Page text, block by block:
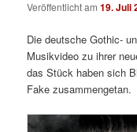
Veröffentlicht am19. Juli
Die deutsche Gothic-
Musikvideo zu ihrer
das Stück haben sich
Fake zusammengetan.